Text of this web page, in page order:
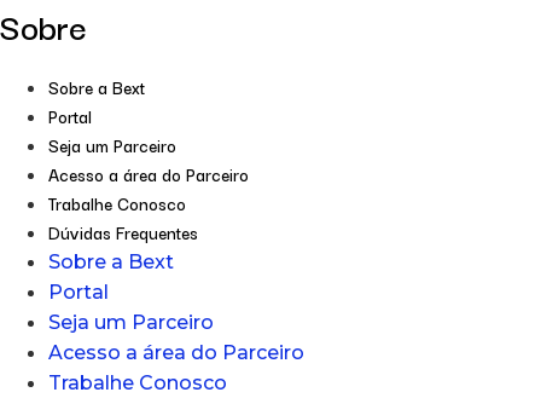
Sobre
Sobre a Bext
Portal
Seja um Parceiro
Acesso a área do Parceiro
Trabalhe Conosco
Dúvidas Frequentes
Sobre a Bext
Portal
Seja um Parceiro
Acesso a área do Parceiro
Trabalhe Conosco